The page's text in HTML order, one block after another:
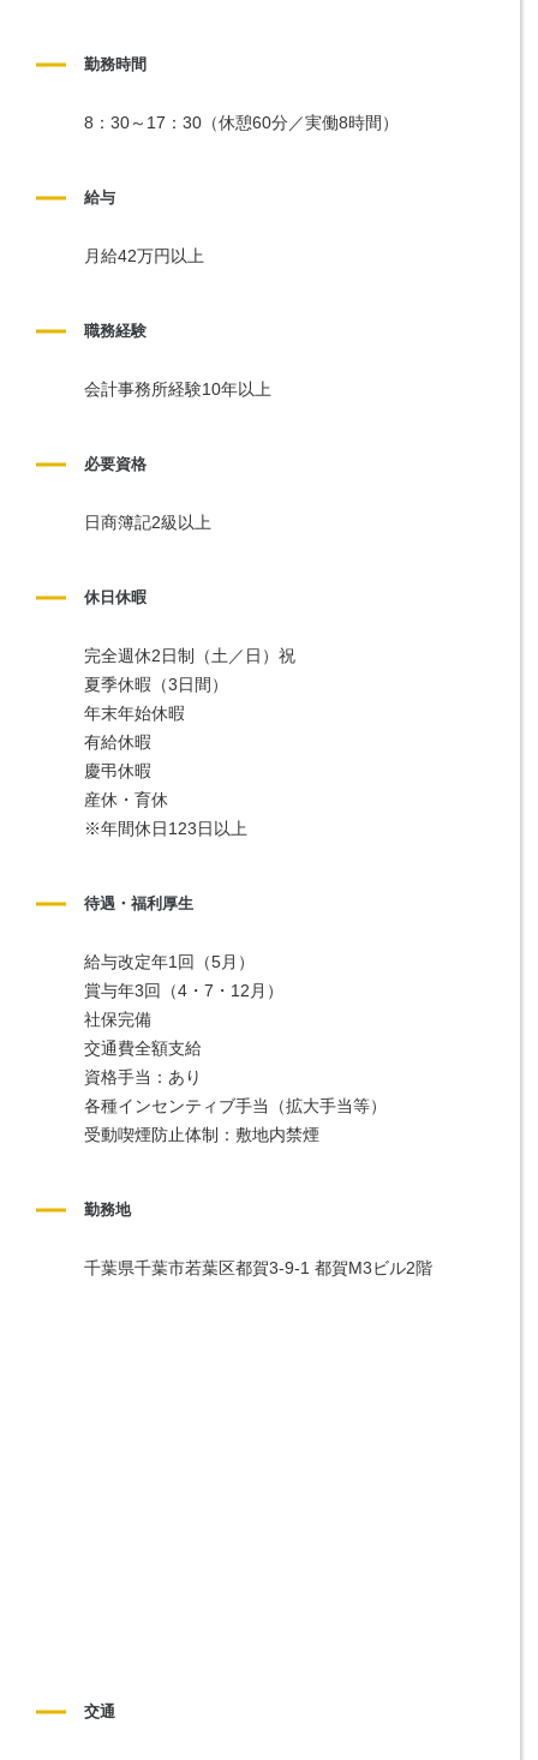
勤務時間
8：30～17：30（休憩60分／実働8時間）
給与
月給42万円以上
職務経験
会計事務所経験10年以上
必要資格
日商簿記2級以上
休日休暇
完全週休2日制（土／日）祝
夏季休暇（3日間）
年末年始休暇
有給休暇
慶弔休暇
産休・育休
※年間休日123日以上
待遇・福利厚生
給与改定年1回（5月）
賞与年3回（4・7・12月）
社保完備
交通費全額支給
資格手当：あり
各種インセンティブ手当（拡大手当等）
受動喫煙防止体制：敷地内禁煙
勤務地
千葉県千葉市若葉区都賀3-9-1 都賀M3ビル2階
交通